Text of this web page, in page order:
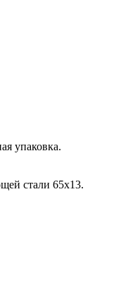
упаковка.
стали 65х13.